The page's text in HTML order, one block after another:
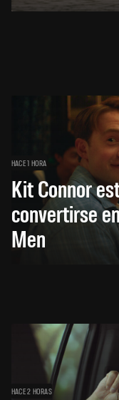
HACE 1 HORA
Kit Connor
convertirse
Men
HACE 2 HORAS